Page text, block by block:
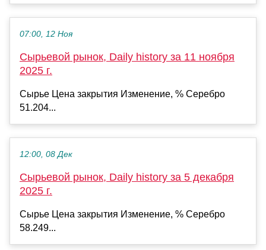
07:00, 12 Ноя
Сырьевой рынок, Daily history за 11 ноября
2025 г.
Сырье Цена закрытия Изменение, % Серебро
51.204...
12:00, 08 Дек
Сырьевой рынок, Daily history за 5 декабря
2025 г.
Сырье Цена закрытия Изменение, % Серебро
58.249...